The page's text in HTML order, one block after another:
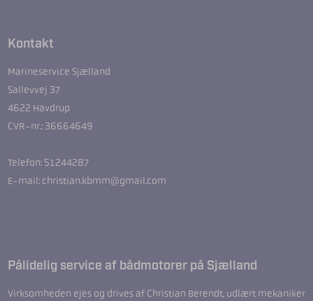
Kontakt
Marineservice Sjælland
Sallevvej 37
4622 Havdrup
CVR-nr.: 36664649
Telefon: 51244287
E-mail: christian.kbmm@gmail.com
Pålidelig service af bådmotorer på Sjælland
Virksomheden ejes og drives af Christian Berendt, udlært mekaniker